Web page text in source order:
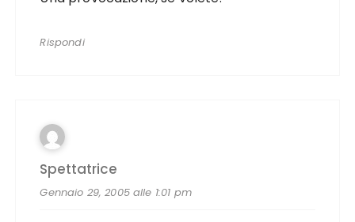
Rispondi
Spettatrice
Gennaio 29, 2005 alle 1:01 pm